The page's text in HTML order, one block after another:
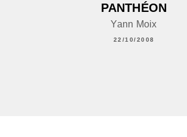
PANTHÉON
Yann Moix
22/10/2008